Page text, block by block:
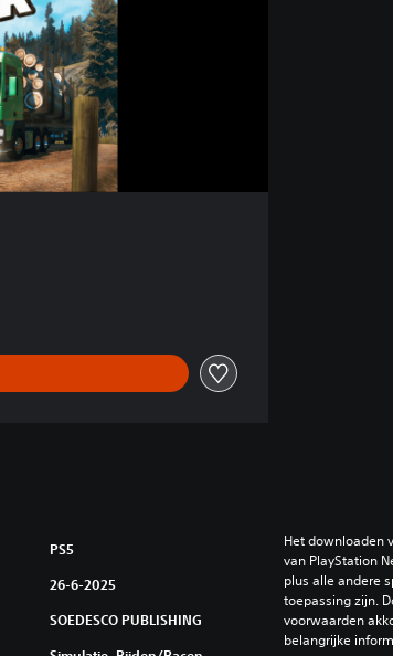
PS5
26-6-2025
SOEDESCO PUBLISHING
Het downloaden
van PlayStation
plus alle andere
toepassing zijn.
voorwaarden
belangrijke